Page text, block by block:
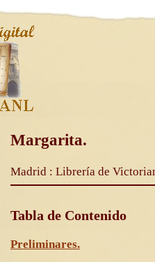
Margarita.
Madrid : Librería de
Tabla de Contenido
Preliminares.